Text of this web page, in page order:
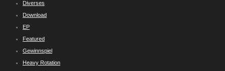
Diverses
Download
EP
Featured
Gewinnspiel
Heavy Rotation